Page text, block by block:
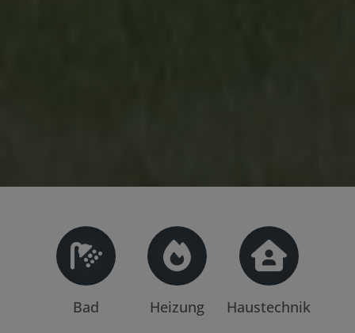
Bad Heizung Haustechnik